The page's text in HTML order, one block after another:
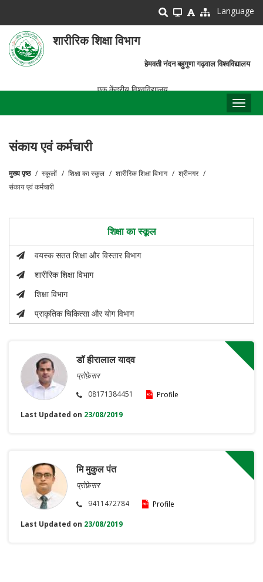
main
content
Language
शारीरिक शिक्षा विभाग
हेमवती नंदन बहुगुणा गढ़वाल विश्वविद्यालय
एक केंद्रीय विश्वविद्यालय
संकाय एवं कर्मचारी
पग
मुख्य पृष्ठ स्कूलों शिक्षा का स्कूल शारीरिक शिक्षा विभाग
श्रीनगर
संकाय एवं कर्मचारी
शिक्षा का स्कूल
वयस्क सतत शिक्षा और विस्तार विभाग
शारीरिक शिक्षा विभाग
शिक्षा विभाग
प्राकृतिक चिकित्सा और योग विभाग
डॉ हीरालाल यादव
प्रोफ़ेसर
08171384451
Profile
Last Updated on 23/08/2019
मि मुकुल पंत
प्रोफ़ेसर
9411472784
Profile
Last Updated on 23/08/2019